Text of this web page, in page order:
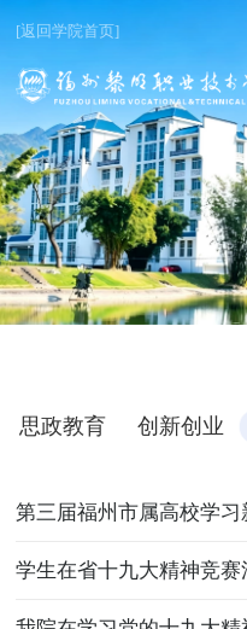
[返回学院首页]
思政教育 创新创业
学生在省十九大精神竞赛